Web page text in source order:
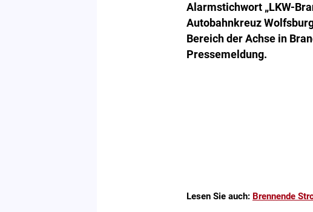
Alarmstichwort „LKW-
Autobahnkreuz
Bereich der Achse in
Pressemeldung.
Lesen Sie auch: Brennende